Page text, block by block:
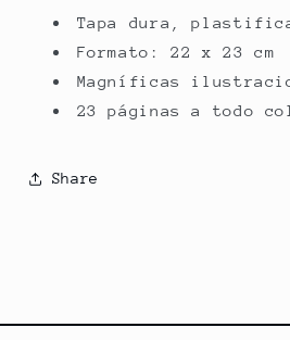
Tapa dura,
Formato: 22 x 23 cm
Magníficas
23 páginas a todo
Share